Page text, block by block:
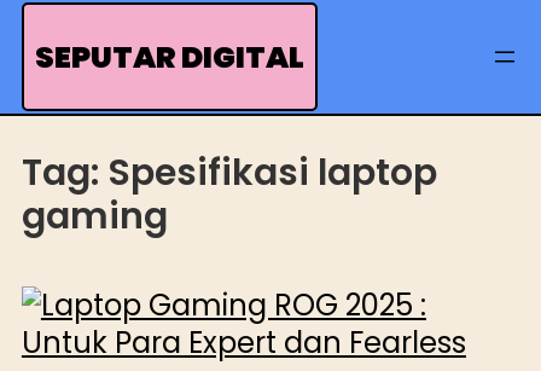
Skip
SEPUTAR DIGITAL
Tag: Spesifikasi laptop
gaming